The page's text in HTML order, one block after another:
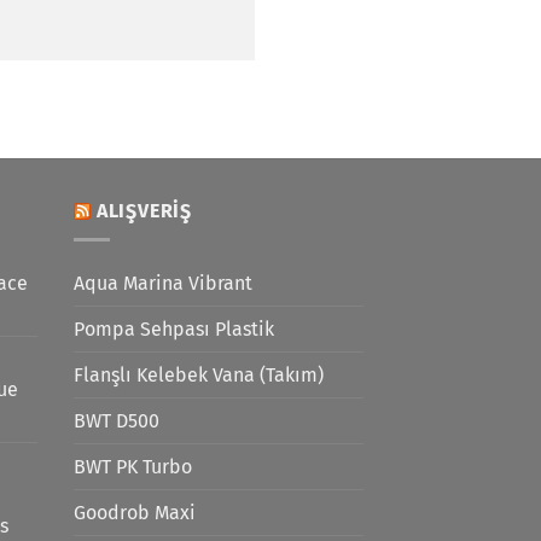
ALIŞVERIŞ
Aqua Marina Vibrant
Pompa Sehpası Plastik
Flanşlı Kelebek Vana (Takım)
BWT D500
BWT PK Turbo
Goodrob Maxi